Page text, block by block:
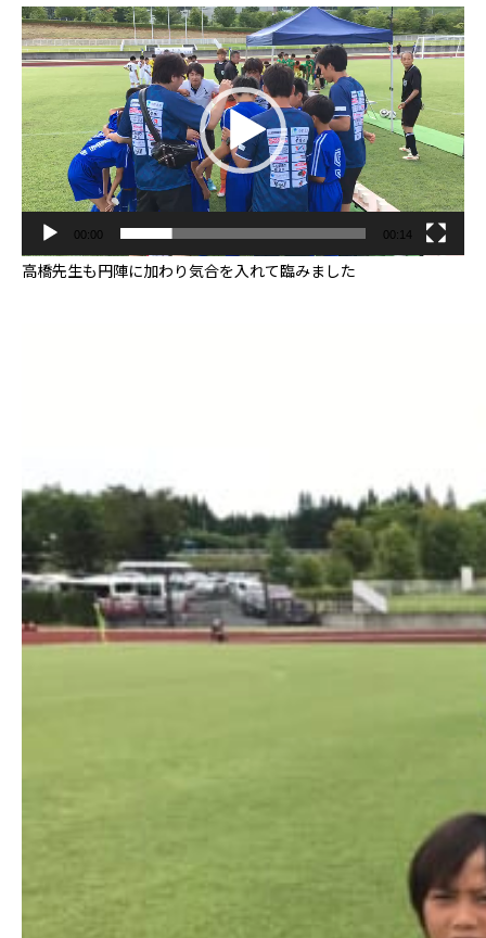
動
画
プ
レ
ー
ヤ
00:00 00:14
高橋先生も円陣に加わり気合を入れて臨みました